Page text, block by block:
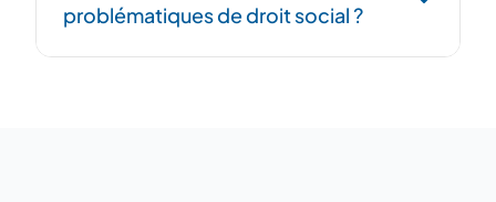
assure la gestion RH au quotidien. Les deux
sont complémentaires.
problématiques de droit social ?